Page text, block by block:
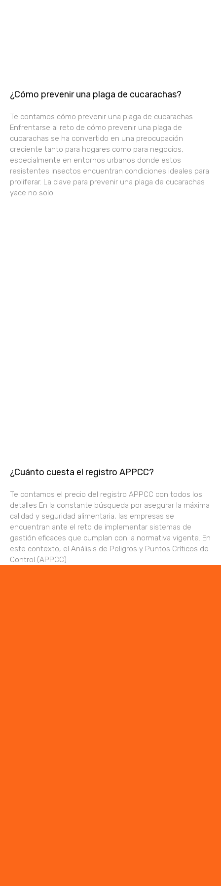
¿Cómo prevenir una plaga de cucarachas?
Te contamos cómo prevenir una plaga de cucarachas
Enfrentarse al reto de cómo prevenir una plaga de
cucarachas se ha convertido en una preocupación
creciente tanto para hogares como para negocios,
especialmente en entornos urbanos donde estos
resistentes insectos encuentran condiciones ideales para
proliferar. La clave para prevenir una plaga de cucarachas
yace no solo
¿Cuánto cuesta el registro APPCC?
Te contamos el precio del registro APPCC con todos los
detalles En la constante búsqueda por asegurar la máxima
calidad y seguridad alimentaria, las empresas se
encuentran ante el reto de implementar sistemas de
gestión eficaces que cumplan con la normativa vigente. En
este contexto, el Análisis de Peligros y Puntos Críticos de
Control (APPCC)